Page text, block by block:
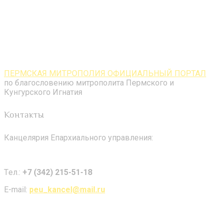
ПЕРМСКАЯ МИТРОПОЛИЯ ОФИЦИАЛЬНЫЙ ПОРТАЛ
по благословению митрополита Пермского и
Кунгурского Игнатия
Контакты
Канцелярия Епархиального управления:
Tел.: +7 (342) 215-51-18
E-mail: peu_kancel@mail.ru